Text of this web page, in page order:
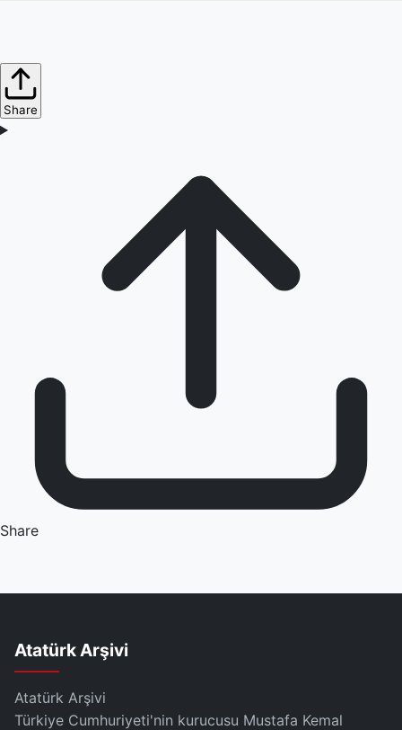
Share
Share
Atatürk Arşivi
Atatürk Arşivi
Türkiye Cumhuriyeti'nin kurucusu Mustafa Kemal